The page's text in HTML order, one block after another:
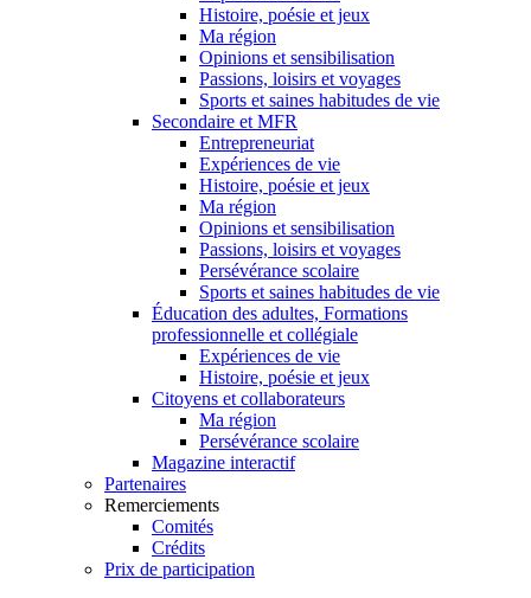
Histoire, poésie et jeux
Ma région
Opinions et sensibilisation
Passions, loisirs et voyages
Sports et saines habitudes de vie
Secondaire et MFR
Entrepreneuriat
Expériences de vie
Histoire, poésie et jeux
Ma région
Opinions et sensibilisation
Passions, loisirs et voyages
Persévérance scolaire
Sports et saines habitudes de vie
Éducation des adultes, Formations
professionnelle et collégiale
Expériences de vie
Histoire, poésie et jeux
Citoyens et collaborateurs
Ma région
Persévérance scolaire
Magazine interactif
Partenaires
Remerciements
Comités
Crédits
Prix de participation